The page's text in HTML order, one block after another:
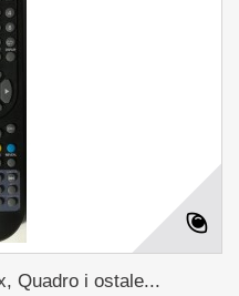
Quadro i ostale...